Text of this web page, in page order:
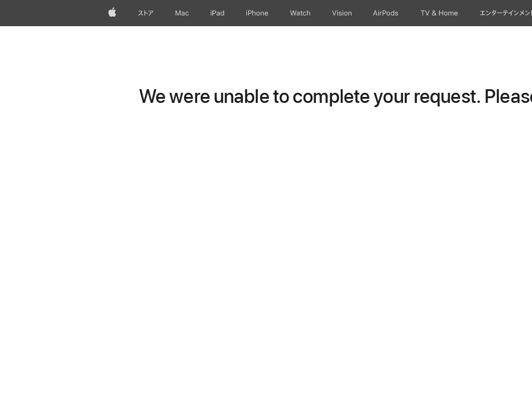
Appleストア Mac iPad iPhone Watch Vision AirPods TV & Home エンターテインメン
We were unable to complete your request.